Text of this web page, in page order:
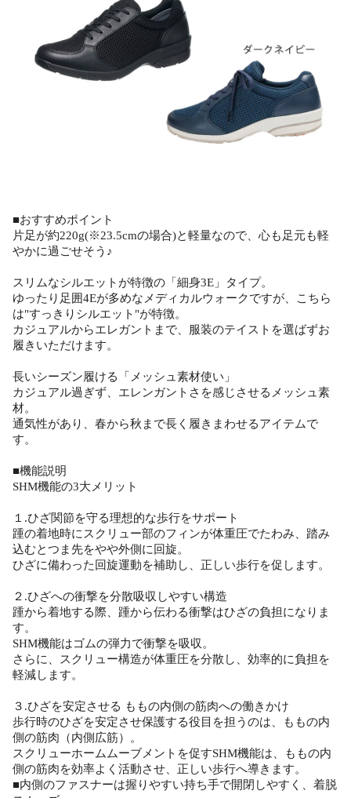
■おすすめポイント
片足が約220g(※23.5cmの場合)と軽量なので、心も足元も軽
やかに過ごせそう♪
スリムなシルエットが特徴の「細身3E」タイプ。
ゆったり足囲4Eが多めなメディカルウォークですが、こちら
は"すっきりシルエット"が特徴。
カジュアルからエレガントまで、服装のテイストを選ばずお
履きいただけます。
長いシーズン履ける「メッシュ素材使い」
カジュアル過ぎず、エレンガントさを感じさせるメッシュ素
材。
通気性があり、春から秋まで長く履きまわせるアイテムで
す。
■機能説明
SHM機能の3大メリット
１.ひざ関節を守る理想的な歩行をサポート
踵の着地時にスクリュー部のフィンが体重圧でたわみ、踏み
込むとつま先をやや外側に回旋。
ひざに備わった回旋運動を補助し、正しい歩行を促します。
２.ひざへの衝撃を分散吸収しやすい構造
踵から着地する際、踵から伝わる衝撃はひざの負担になりま
す。
SHM機能はゴムの弾力で衝撃を吸収。
さらに、スクリュー構造が体重圧を分散し、効率的に負担を
軽減します。
３.ひざを安定させる ももの内側の筋肉への働きかけ
歩行時のひざを安定させ保護する役目を担うのは、ももの内
側の筋肉（内側広筋）。
スクリューホームムーブメントを促すSHM機能は、ももの内
側の筋肉を効率よく活動させ、正しい歩行へ導きます。
■内側のファスナーは握りやすい持ち手で開閉しやすく、着脱